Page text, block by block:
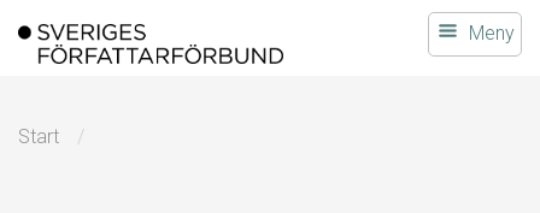
till
Meny
Start